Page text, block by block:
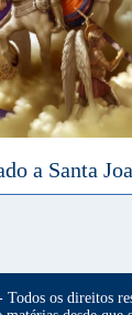
a Santa
Todos os direitos